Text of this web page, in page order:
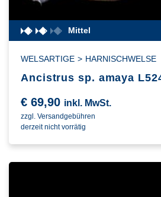
Mittel
WELSARTIGE > HARNISCHWELSE
Ancistrus sp. amaya
€ 69,90 inkl. MwSt.
zzgl. Versandgebühren
derzeit nicht vorrätig